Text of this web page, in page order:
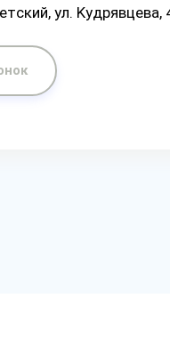
yл. Kyдpявцeвa,